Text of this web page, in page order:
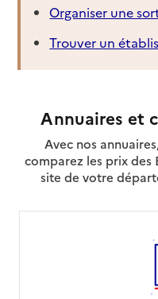
Organiser une
Trouver un
Annuaires et
Avec nos
comparez les prix des
site de votre